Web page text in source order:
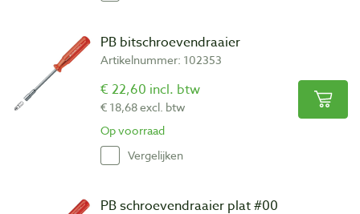
PB bitschroevendraaier
Artikelnummer: 102353
€ 22,60 incl. btw
€ 18,68 excl. btw
Op voorraad
Vergelijken
PB schroevendraaier plat #00